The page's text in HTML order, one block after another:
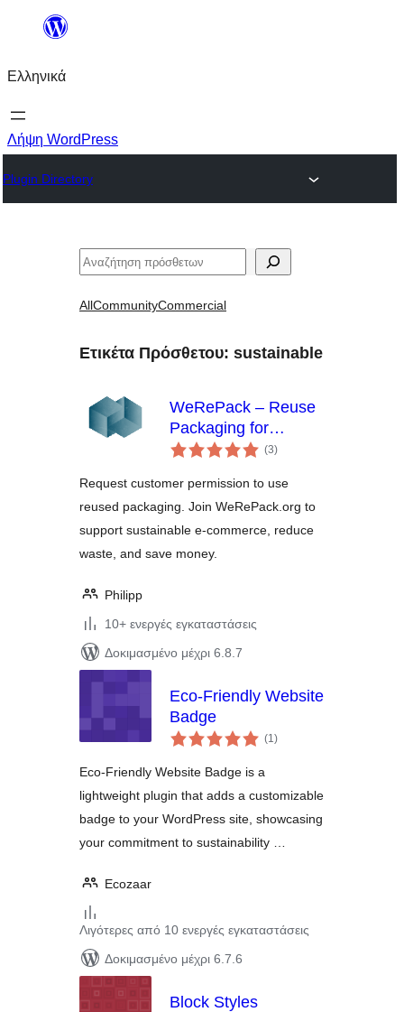
Μετάβαση
περιεχόμενο
Ελληνικά
Λήψη WordPress
Plugin Directory
Αναζήτηση
AllCommunityCommercial
Ετικέτα Πρόσθετου: sustainable
WeRePack – Reuse
Packaging for
WooCommerce
(3αξιολογήσεις
σύνολο
)
Request customer permission to use
reused packaging. Join WeRePack.org to
support sustainable e-commerce, reduce
waste, and save money.
Philipp
10+ ενεργές εγκαταστάσεις
Δοκιμασμένο μέχρι 6.8.7
Eco-Friendly Website
Badge
(1αξιολογήσεις
σύνολο
)
Eco-Friendly Website Badge is a
lightweight plugin that adds a customizable
badge to your WordPress site, showcasing
your commitment to sustainability …
Ecozaar
Λιγότερες από 10 ενεργές εγκαταστάσεις
Δοκιμασμένο μέχρι 6.7.6
Block Styles